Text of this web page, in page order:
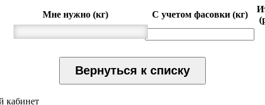
Мне нужно (кг)
С учетом фасовки (кг)
(
Вернуться к списку
кабинет